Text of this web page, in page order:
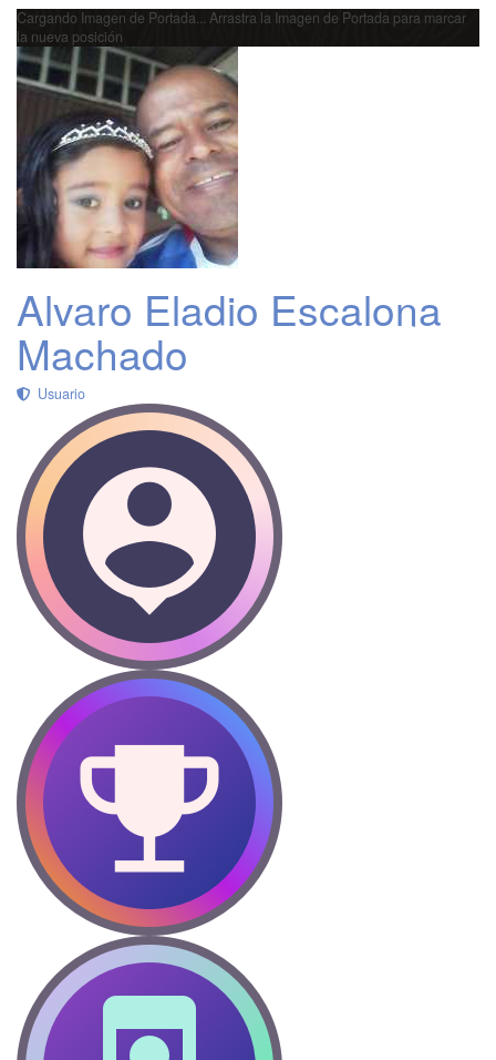
Cargando Imagen de Portada...
Arrastra la Imagen de Portada para marcar
la nueva posición
Alvaro Eladio Escalona
Machado
Usuario